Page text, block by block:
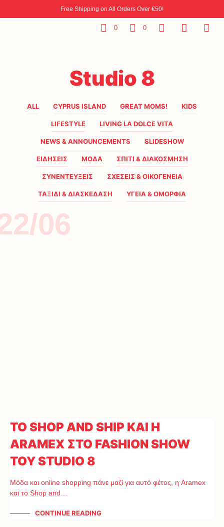
Free Shipping on All Orders Over €50!
0 0
Studio 8
ALL CYPRUS ISLAND GREAT MOMS! KIDS
LIFESTYLE LIVING LA DOLCE VITA
NEWS & ANNOUNCEMENTS SLIDESHOW
ΕΙΔΗΣΕΙΣ ΜΟΔΑ ΣΠΙΤΙ & ΔΙΑΚΟΣΜΗΣΗ
ΣΥΝΕΝΤΕΥΞΕΙΣ ΣΧΕΣΕΙΣ & ΟΙΚΟΓΕΝΕΙΑ
ΤΑΞΙΔΙ & ΔΙΑΣΚΕΔΑΣΗ ΥΓΕΙΑ & ΟΜΟΡΦΙΑ
06
ΤΟ SHOP AND SHIP ΚΑΙ Η
ARAMEX ΣΤΟ FASHION SHOW
ΤΟΥ STUDIO 8
Μόδα και online shopping πάνε μαζί για αυτό φέτος, η Aramex
και το Shop and…
CONTINUE READING